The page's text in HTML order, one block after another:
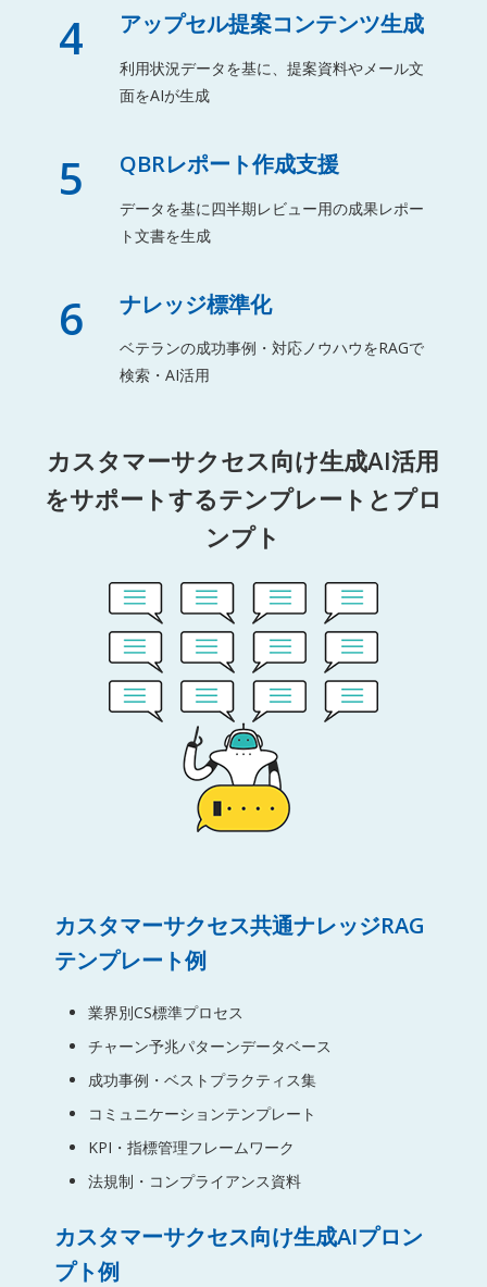
4 アップセル提案コンテンツ生成
利用状況データを基に、提案資料やメール文
面をAIが生成
5 QBRレポート作成支援
データを基に四半期レビュー用の成果レポー
ト文書を生成
6 ナレッジ標準化
ベテランの成功事例・対応ノウハウをRAGで
検索・AI活用
カスタマーサクセス向け生成AI活用
をサポートするテンプレートとプロ
ンプト
カスタマーサクセス共通ナレッジRAG
テンプレート例
業界別CS標準プロセス
チャーン予兆パターンデータベース
成功事例・ベストプラクティス集
コミュニケーションテンプレート
KPI・指標管理フレームワーク
法規制・コンプライアンス資料
カスタマーサクセス向け生成AIプロン
プト例